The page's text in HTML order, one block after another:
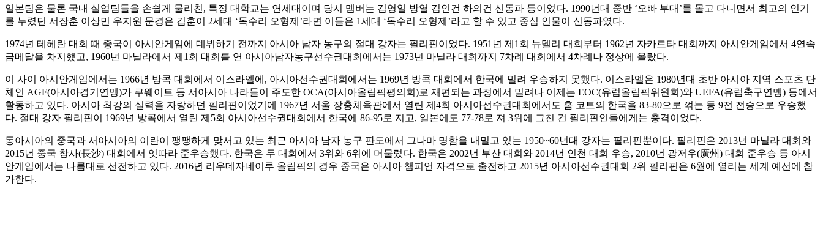
일본팀은 물론 국내 실업팀들을 손쉽게 물리친, 특정 대학교는 연세대이며 당시 멤버는 김영일 방열 김인건 하의건 신동파 등이었다. 1990년대 중반 ‘오빠 부대’를 몰고 다니면서 최고의 인기
를 누렸던 서장훈 이상민 우지원 문경은 김훈이 2세대 ‘독수리 오형제’라면 이들은 1세대 ‘독수리 오형제’라고 할 수 있고 중심 인물이 신동파였다.
1974년 테헤란 대회 때 중국이 아시안게임에 데뷔하기 전까지 아시아 남자 농구의 절대 강자는 필리핀이었다. 1951년 제1회 뉴델리 대회부터 1962년 자카르타 대회까지 아시안게임에서 4연속
금메달을 차지했고, 1960년 마닐라에서 제1회 대회를 연 아시아남자농구선수권대회에서는 1973년 마닐라 대회까지 7차례 대회에서 4차례나 정상에 올랐다.
이 사이 아시안게임에서는 1966년 방콕 대회에서 이스라엘에, 아시아선수권대회에서는 1969년 방콕 대회에서 한국에 밀려 우승하지 못했다. 이스라엘은 1980년대 초반 아시아 지역 스포츠 단
체인 AGF(아시아경기연맹)가 쿠웨이트 등 서아시아 나라들이 주도한 OCA(아시아올림픽평의회)로 재편되는 과정에서 밀려나 이제는 EOC(유럽올림픽위원회)와 UEFA(유럽축구연맹) 등에서
활동하고 있다. 아시아 최강의 실력을 자랑하던 필리핀이었기에 1967년 서울 장충체육관에서 열린 제4회 아시아선수권대회에서도 홈 코트의 한국을 83-80으로 꺾는 등 9전 전승으로 우승했
다. 절대 강자 필리핀이 1969년 방콕에서 열린 제5회 아시아선수권대회에서 한국에 86-95로 지고, 일본에도 77-78로 져 3위에 그친 건 필리핀인들에게는 충격이었다.
동아시아의 중국과 서아시아의 이란이 팽팽하게 맞서고 있는 최근 아시아 남자 농구 판도에서 그나마 명함을 내밀고 있는 1950~60년대 강자는 필리핀뿐이다. 필리핀은 2013년 마닐라 대회와
2015년 중국 창사(長沙) 대회에서 잇따라 준우승했다. 한국은 두 대회에서 3위와 6위에 머물렀다. 한국은 2002년 부산 대회와 2014년 인천 대회 우승, 2010년 광저우(廣州) 대회 준우승 등 아시
안게임에서는 나름대로 선전하고 있다. 2016년 리우데자네이루 올림픽의 경우 중국은 아시아 챔피언 자격으로 출전하고 2015년 아시아선수권대회 2위 필리핀은 6월에 열리는 세계 예선에 참
가한다.